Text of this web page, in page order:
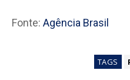
Fonte: Agência Brasil
TAGS